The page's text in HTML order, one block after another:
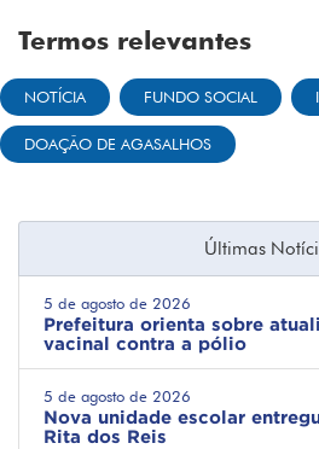
Termos relevantes
NOTÍCIA FUNDO SOCIAL
DOAÇÃO DE AGASALHOS
Últimas
5 de agosto de 2026
Prefeitura orienta sobre
vacinal contra a pólio
5 de agosto de 2026
Nova unidade escolar
Rita dos Reis